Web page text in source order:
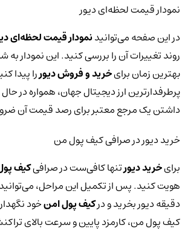
نمودار قیمت لحظه‌ای دیور
در این صفحه می‌توانیدنمودار قیمت لحظه‌ای
روند تغییرات آن را بررسی کنید. این نمودار به
بهترین زمان برایخرید و فروش دیوررا پیدا
پرطرفدارترین ارز دیجیتال جهان، همواره در
داشتن یک مرجع معتبر برای رصد قیمت آن
خرید دیور در صرافی کیف پول من
برایخرید دیورتنها کافی‌ست در صرافیکیف
هویت کنید. پس از تکمیل این مراحل، می‌توانید
دقیقه دیور بخرید و درکیف پول امنخود
کیف پول من، کارمزد پایین و سرعت بالای